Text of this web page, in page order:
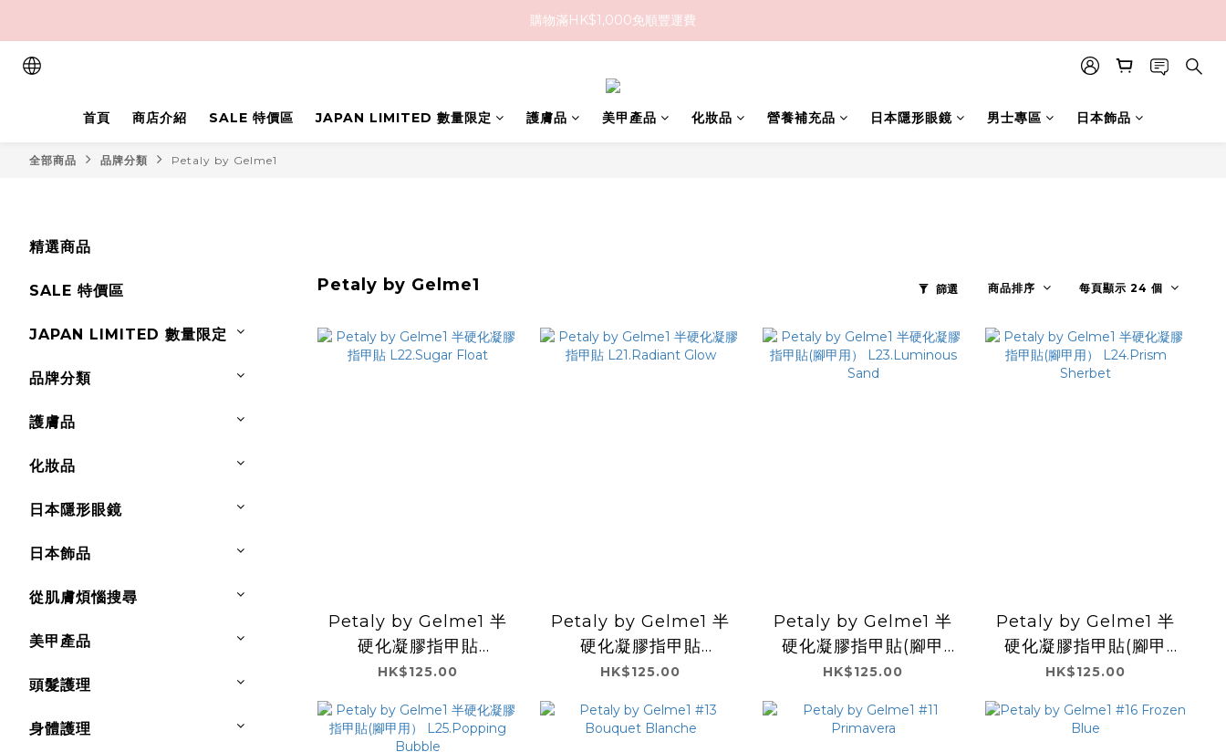
購物滿HK$1,000免順豐運費
購物滿HK$1,000免順豐運費
首頁
商店介紹 SALE 特價區 JAPAN LIMITED 數量限定 護膚品 美甲產品 化妝品 營養補充品 日本隱形眼鏡 男士專區 日本飾品
全部商品 品牌分類 Petaly by Gelme1
精選商品
SALE 特價區
JAPAN LIMITED 數量限定
品牌分類
護膚品
化妝品
日本隱形眼鏡
日本飾品
從肌膚煩惱搜尋
美甲產品
頭髮護理
身體護理
Petaly by Gelme1 篩選 商品排序 每頁顯示 24 個
Petaly by Gelme1 半
硬化凝膠指甲貼
L22.Sugar Float
HK$125.00
Petaly by Gelme1 半
硬化凝膠指甲貼
L21.Radiant Glow
HK$125.00
Petaly by Gelme1 半
硬化凝膠指甲貼(腳甲
HK$125.00
Petaly by Gelme1 半
硬化凝膠指甲貼(腳甲
用） L24.Prism
HK$125.00